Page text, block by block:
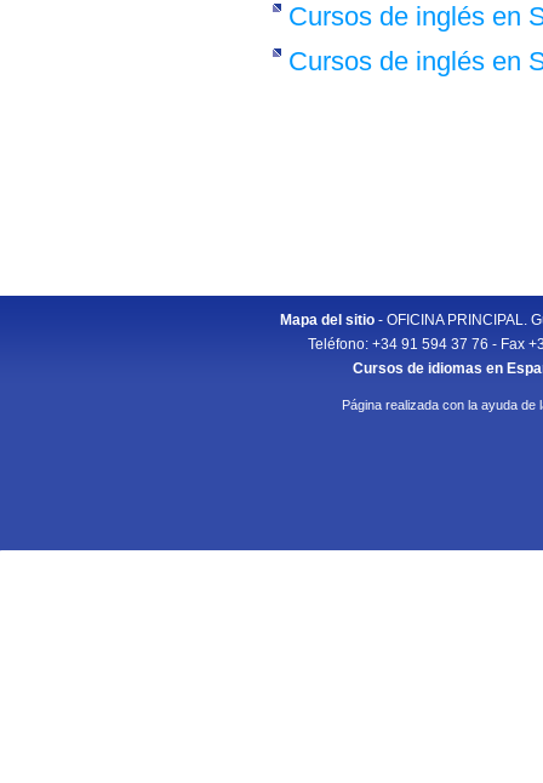
Cursos de inglés en
Cursos de inglés en
Mapa del sitio- OFICINA PRINCIPAL.
Teléfono: +34 91 594 37 76 - Fax
Cursos de idiomas en
Página realizada con la ayuda